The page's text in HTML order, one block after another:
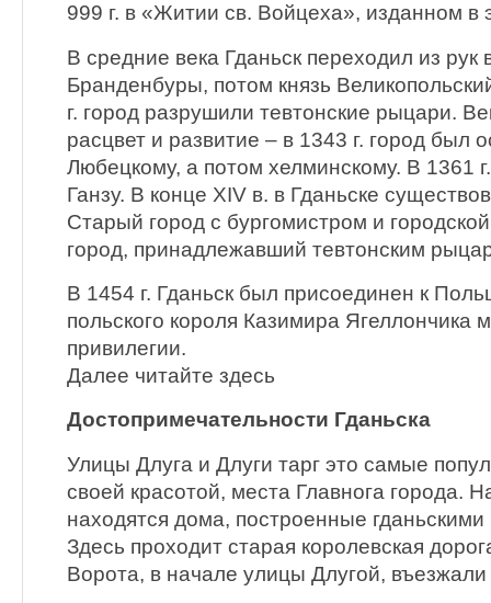
999 г. в «Житии св. Войцеха», изданном в
В средние века Гданьск переходил из рук
Бранденбуры, потом князь
г. город разрушили тевтонские рыцари.
расцвет и развитие – в 1343 г. город был
Любецкому, а потом хелминскому. В 1361
Ганзу. В конце XIV в. в Гданьске
Старый город с бургомистром и
город, принадлежавший тевтонским
В 1454 г. Гданьск был присоединен к
польского короля Казимира Ягеллончика
привилегии.
Далее читайте здесь
Достопримечательности Гданьска
Улицы Длуга и Длуги тарг это самые
своей красотой, места Главнога города.
находятся дома, построенные
Здесь проходит старая королевская
Ворота, в начале улицы Длугой, въезжали